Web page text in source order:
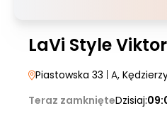
LaVi Style
Piastowska 33 | A,
Teraz zamknięteDzisiaj: